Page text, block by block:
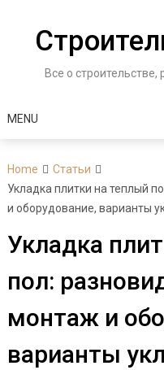
content
Все о
MENU
Home
Статьи
Укладка плитки на теплый
и оборудование, варианты
Укладка
пол:
монтаж и
варианты